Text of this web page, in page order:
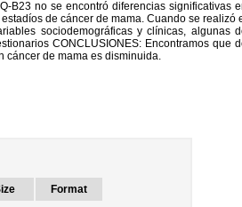
B23 no se encontró diferencias significativas
de cáncer de mama. Cuando se realizó
sociodemográficas y clínicas, algunas
CONCLUSIONES: Encontramos que
cáncer de mama es disminuida.
Format